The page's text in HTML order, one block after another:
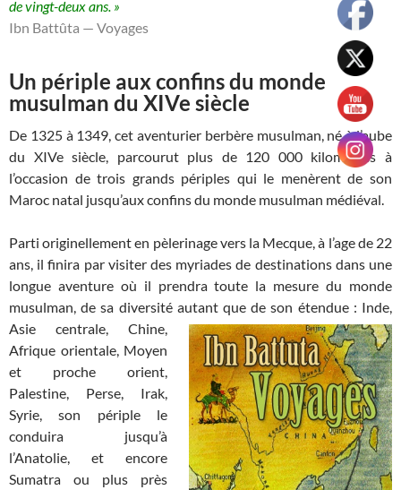
de vingt-deux ans. »
Ibn Battûta — Voyages
Un périple aux confins du monde
musulman du XIVe siècle
De 1325 à 1349, cet aventurier berbère musulman, né à l’aube
du XIVe siècle, parcourut plus de 120 000 kilomètres à
l’occasion de trois grands périples qui le menèrent de son
Maroc natal jusqu’aux confins du monde musulman médiéval.
Parti originellement en pèlerinage vers la Mecque, à l’age de 22
ans, il finira par visiter des myriades de destinations dans une
longue aventure où il prendra toute la mesure du monde
musulman, de sa diversité autant que deson étendue : Inde,
Asie centrale, Chine,
Afrique orientale, Moyen
et proche orient,
Palestine, Perse, Irak,
Syrie, son périple le
conduira jusqu’à
l’Anatolie, et encore
Sumatra ou plus près